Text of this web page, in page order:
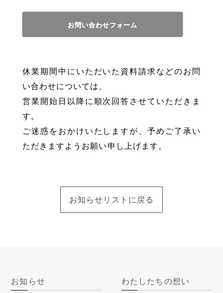
お問い合わせフォーム
休業期間中にいただいた資料請求などのお問
い合わせについては、
営業開始日以降に順次回答させていただきま
す。
ご迷惑をおかけいたしますが、予めご了承い
ただきますようお願い申し上げます。
お知らせリストに戻る
お知らせ わたしたちの想い